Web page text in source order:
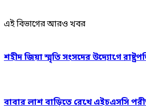
এই বিভাগের আরও খবর
শহীদ জিয়া স্মৃতি সংসদের উদ্যোগে
বাবার লাশ বাড়িতে রেখে এইচএসসি